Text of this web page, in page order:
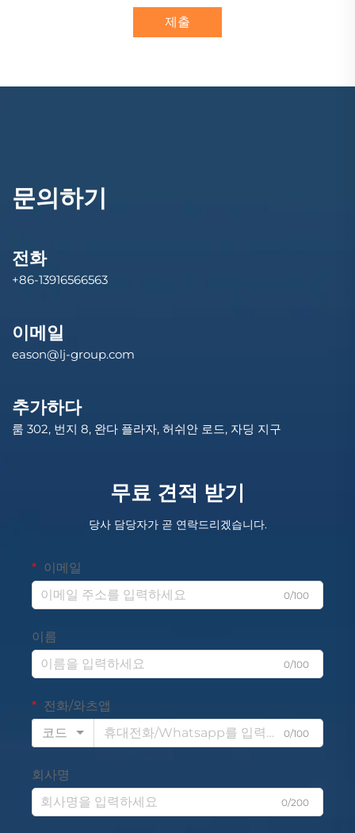
제출
문의하기
전화
+86-13916566563
이메일
eason@lj-group.com
추가하다
룸 302, 번지 8, 완다 플라자, 허쉬안 로드, 자딩 지구
무료 견적 받기
당사 담당자가 곧 연락드리겠습니다.
이메일
0/100
이름
0/100
전화/와츠앱
코드
0/100
회사명
0/200